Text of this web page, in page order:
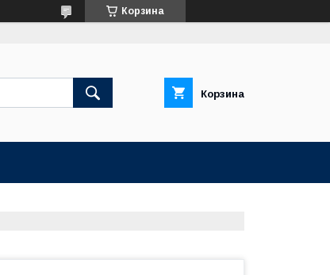
Корзина
Корзина